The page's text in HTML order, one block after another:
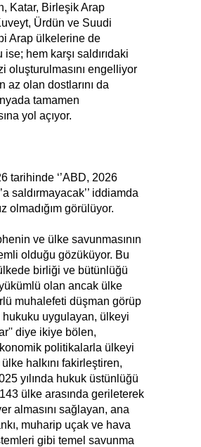
Katar, Birleşik Arap
Ürdün ve Suudi
Arap ülkelerine de
ise; hem karşı saldırıdaki
oluşturulmasını engelliyor
az olan dostlarını da
tamamen
yol açıyor.
tarihinde ‘’ABD, 2026
saldırmayacak’’ iddiamda
olmadığım görülüyor.
ve ülke savunmasının
olduğu gözüküyor. Bu
birliği ve bütünlüğü
olan ancak ülke
muhalefeti düşman görüp
uygulayan, ülkeyi
diye ikiye bölen,
politikalarla ülkeyi
halkını fakirleştiren,
yılında hukuk üstünlüğü
ülke arasında gerileterek
almasını sağlayan, ana
muharip uçak ve hava
gibi temel savunma